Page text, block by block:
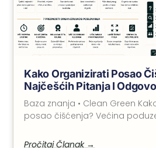
Kako Organizirati Posao
Najčešćih Pitanja I
Baza znanja • Clean Green
posao čišćenja? Većina
Pročitaj Članak →